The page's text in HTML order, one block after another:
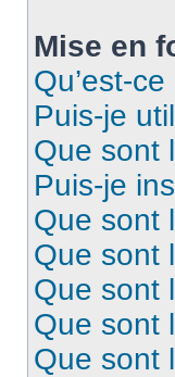
Mise en
Qu’est-
Puis-je
Que sont
Puis-je
Que sont
Que sont
Que sont
Que sont
Que sont